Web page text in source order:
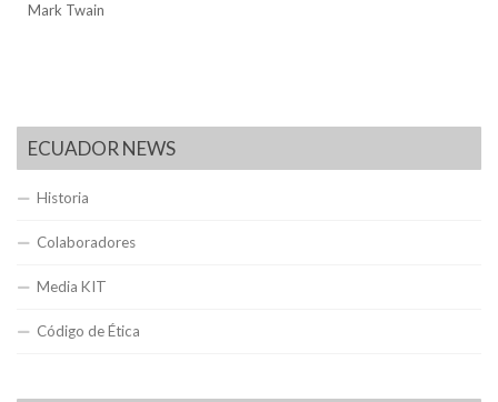
Mark Twain
ECUADOR NEWS
Historia
Colaboradores
Media KIT
Código de Ética